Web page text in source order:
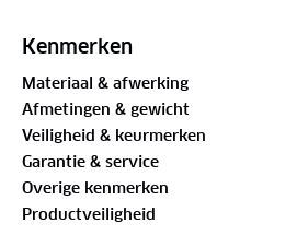
heerlijk warm. Vergelijk het met
gaskachel heeft drie
en 4,2 kW.
Belangrijkste voordelen:
• Infraroodverwarming op gas
• Overstroom-, oververhittings-,
Kenmerken
Materiaal & afwerking
Afmetingen & gewicht
Veiligheid & keurmerken
Garantie & service
Overige kenmerken
Productveiligheid